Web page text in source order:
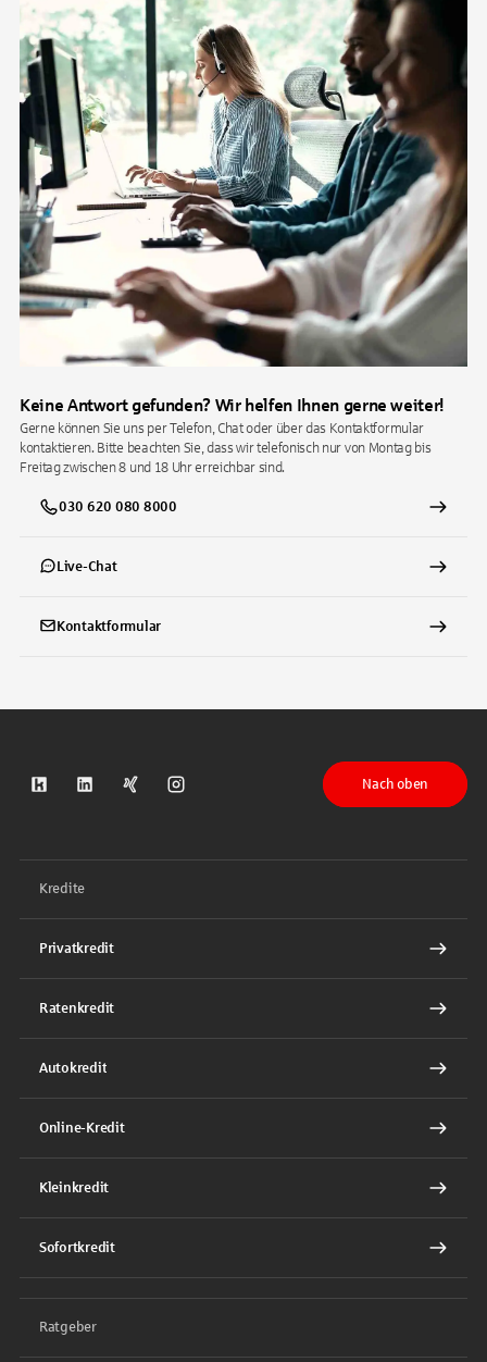
Keine Antwort gefunden? Wir helfen Ihnen gerne weiter!
Gerne können Sie uns per Telefon, Chat oder über das Kontaktformular
kontaktieren. Bitte beachten Sie, dass wir telefonisch nur von Montag bis
Freitag zwischen 8 und 18 Uhr erreichbar sind.
030 620 080 8000
Live-Chat
Kontaktformular
S-Kreditpartner auf Kununu
S-Kreditpartner auf LinkedIn
S-Kreditpartner auf Xing
S-Kreditpartner auf Instagram
Nach oben
Kredite
Privatkredit
Ratenkredit
Autokredit
Online-Kredit
Kleinkredit
Sofortkredit
Ratgeber